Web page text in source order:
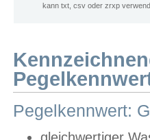
kann txt, csv oder zrxp
Pegelkennwert: